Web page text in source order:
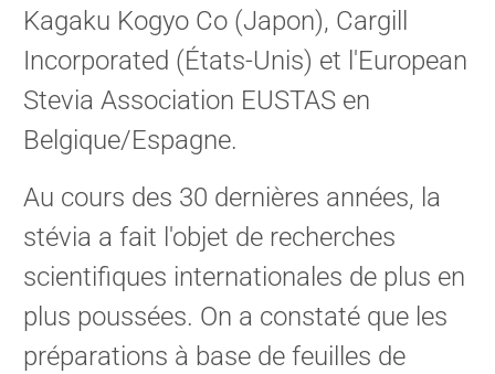
Kagaku Kogyo Co (Japon), Cargill
Incorporated (États-Unis) et l'European
Stevia Association EUSTAS en
Belgique/Espagne.
Au cours des 30 dernières années, la
stévia a fait l'objet de recherches
scientifiques internationales de plus en
plus poussées. On a constaté que les
préparations à base de feuilles de